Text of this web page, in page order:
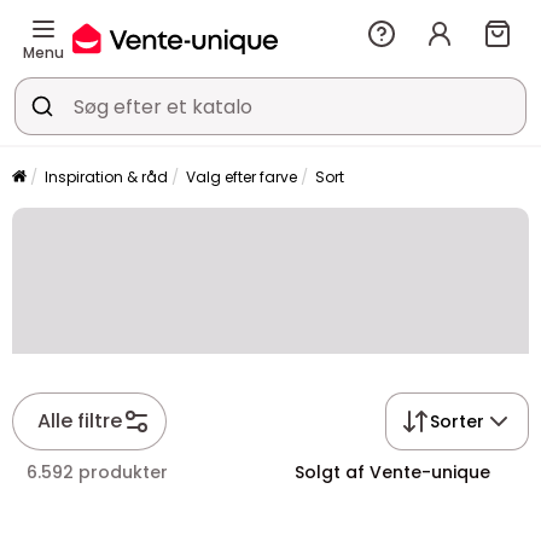
Menu
Inspiration & råd Valg efter farve Sort
Alle filtre Sorter
6.592 produkter Solgt af Vente-unique